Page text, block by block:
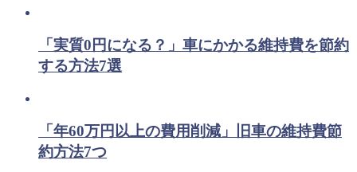
「実質0円になる？」車にかかる維持費を節約
する方法7選
「年60万円以上の費用削減」旧車の維持費節
約方法7つ